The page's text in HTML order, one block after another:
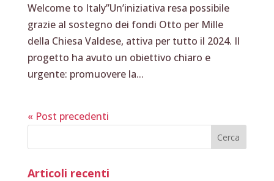
Welcome to Italy”Un’iniziativa resa possibile
grazie al sostegno dei fondi Otto per Mille
della Chiesa Valdese, attiva per tutto il 2024. Il
progetto ha avuto un obiettivo chiaro e
urgente: promuovere la...
« Post precedenti
Articoli recenti